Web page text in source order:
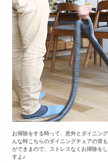
お掃除をする時って、意外とダイニン
んな時こちらのダイニングチェアの背
ができまので、ストレスなくお掃除を
すよ♪